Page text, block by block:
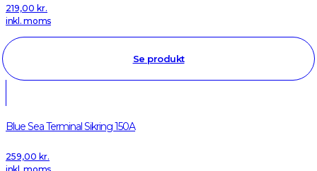
219,00 kr.
inkl. moms
Se produkt
Blue Sea Terminal Sikring 150A
259,00 kr.